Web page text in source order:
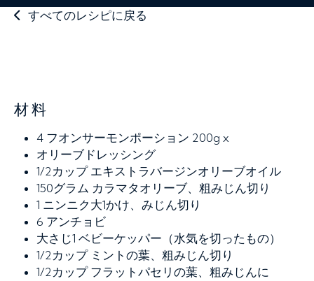
すべてのレシピに戻る
材料
4 フオンサーモンポーション 200g x
オリーブドレッシング
1/2カップ エキストラバージンオリーブオイル
150グラム カラマタオリーブ、粗みじん切り
1 ニンニク大1かけ、みじん切り
6 アンチョビ
大さじ1 ベビーケッパー（水気を切ったもの）
1/2カップ ミントの葉、粗みじん切り
1/2カップ フラットパセリの葉、粗みじんに